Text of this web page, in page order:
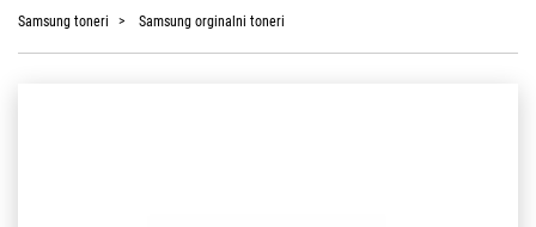
Samsung toneri Samsung orginalni toneri